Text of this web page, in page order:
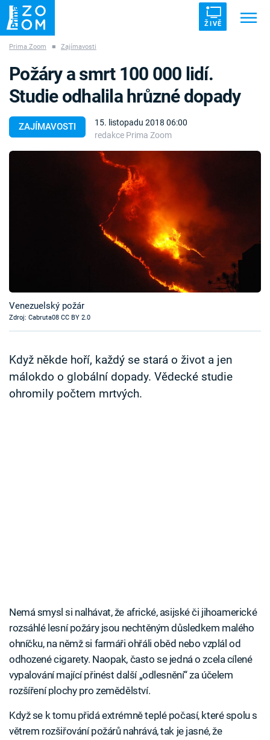
ŽIVĚ
ZÁHADY VETŘELCI DÁVNOVĚKU
Sledujte prima+
Sledujte nás
Prima Zoom ■ Zajímavosti
ZAJÍMAVOSTI
15. listopadu 2018 06:00
redakce Prima Zoom
Požáry a smrt 100 000 lidí.
Studie odhalila hrůzné dopady
Venezuelský požár
Zdroj: Cabruta08 CC BY 2.0
Když někde hoří, každý se stará o život a jen
málokdo o globální dopady. Vědecké studie
ohromily počtem mrtvých.
Nemá smysl si nalhávat, že africké, asijské či jihoamerické
rozsáhlé lesní požáry jsou nechtěným důsledkem malého
ohníčku, na němž si farmáři ohřáli oběd nebo vzplál od
odhozené cigarety. Naopak, často se jedná o zcela cílené
vypalování mající přinést další „odlesnění“ za účelem
rozšíření plochy pro zemědělství.
Když se k tomu přidá extrémně teplé počasí, které spolu s
větrem rozšiřování požárů nahrává, tak je jasné, že